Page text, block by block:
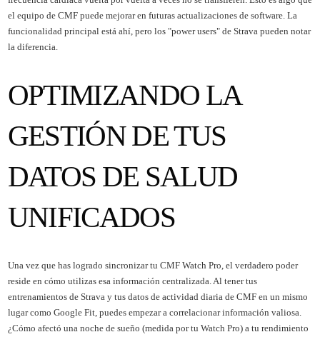
el equipo de CMF puede mejorar en futuras actualizaciones de software. La
funcionalidad principal está ahí, pero los "power users" de Strava pueden notar
la diferencia.
OPTIMIZANDO LA
GESTIÓN DE TUS
DATOS DE SALUD
UNIFICADOS
Una vez que has logrado sincronizar tu CMF Watch Pro, el verdadero poder
reside en cómo utilizas esa información centralizada. Al tener tus
entrenamientos de Strava y tus datos de actividad diaria de CMF en un mismo
lugar como Google Fit, puedes empezar a correlacionar información valiosa.
¿Cómo afectó una noche de sueño (medida por tu Watch Pro) a tu rendimiento